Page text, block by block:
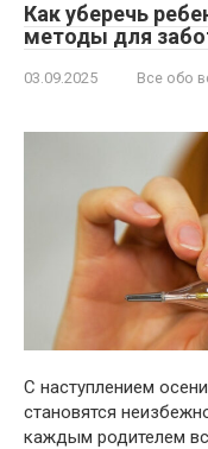
Как уберечь
методы для
03.09.2025 Все обо
С наступлением
становятся
каждым родителем